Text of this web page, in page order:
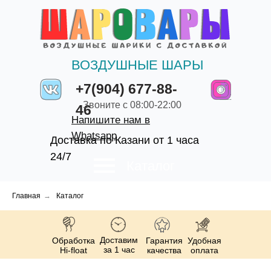
+7(904) 677-88-
46
ВОЗДУШНЫЕ ШАРЫ
Доставка по Казани от 1 часа
24/7
Звоните с 08:00-22:00
Напишите нам в
Whatsapp
Главная → Каталог
Обработка
Hi-float
Доставим
за 1 час
Гарантия
качества
Удобная
оплата